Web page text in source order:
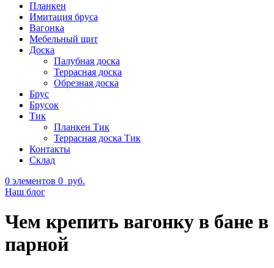
Планкен
Имитация бруса
Вагонка
Мебельный щит
Доска
Палубная доска
Террасная доска
Обрезная доска
Брус
Брусок
Тик
Планкен Тик
Террасная доска Тик
Контакты
Склад
0 элементов 0 руб.
Наш блог
Чем крепить вагонку в бане в
парной